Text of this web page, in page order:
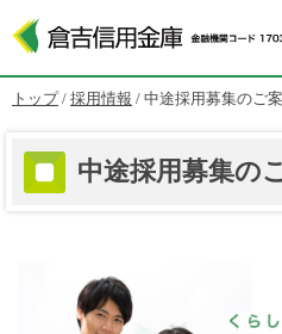
このページの本文へ
現
位
置：
トップ / 採用情報 / 中途採用募集のご
中途採用募集の